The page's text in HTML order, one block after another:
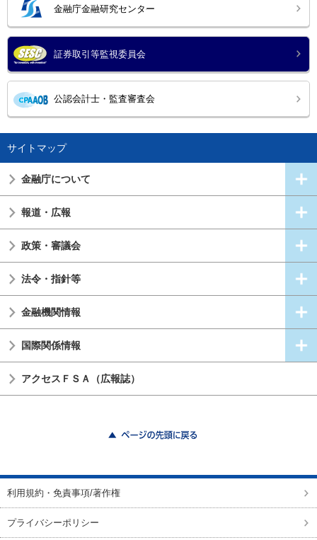
金融庁金融研究センター
証券取引等監視委員会
公認会計士・監査審査会
サイトマップ
金融庁について
報道・広報
政策・審議会
法令・指針等
金融機関情報
国際関係情報
アクセスＦＳＡ（広報誌）
利用規約・免責事項/著作権
プライバシーポリシー